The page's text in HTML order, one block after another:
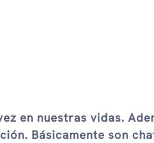
en nuestras vidas.
Básicamente son